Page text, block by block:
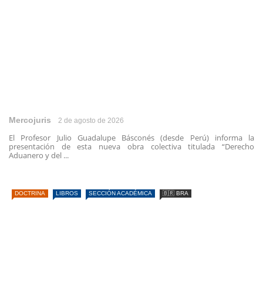
Mercojuris 2 de agosto de 2026
El Profesor Julio Guadalupe Básconés (desde Perú) informa la
presentación de esta nueva obra colectiva titulada “Derecho
Aduanero y del ...
DOCTRINA LIBROS SECCIÓN ACADÉMICA 🇧🇷 BRA